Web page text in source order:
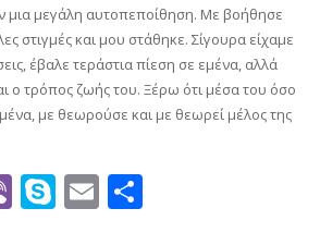
μια μεγάλη αυτοπεποίθηση. Με βοήθησε
στιγμές και μου στάθηκε. Σίγουρα είχαμε
έβαλε τεράστια πίεση σε εμένα, αλλά
ο τρόπος ζωής του. Ξέρω ότι μέσα του όσο
με θεωρούσε και με θεωρεί μέλος της
ViberSkype
Email